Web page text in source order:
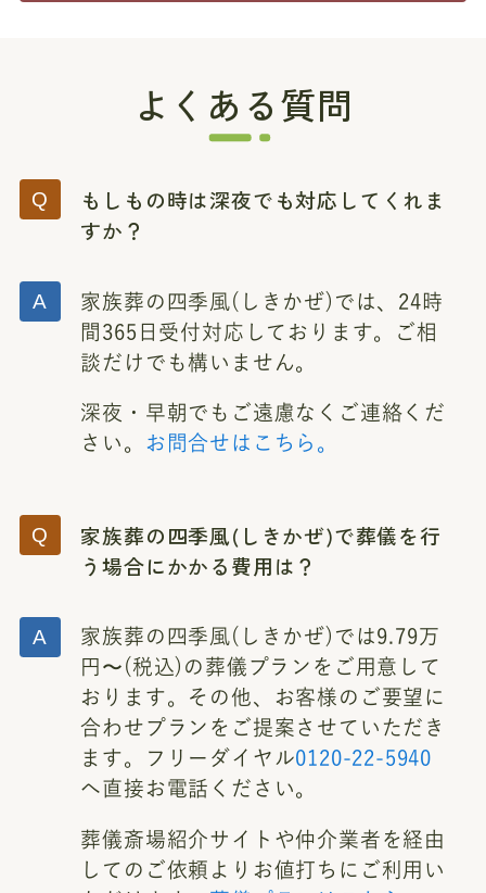
よくある質問
もしもの時は深夜でも対応してくれま
すか？
家族葬の四季風(しきかぜ)では、24時
間365日受付対応しております。ご相
談だけでも構いません。
深夜・早朝でもご遠慮なくご連絡くだ
さい。 お問合せはこちら。
家族葬の四季風(しきかぜ)で葬儀を行
う場合にかかる費用は？
家族葬の四季風(しきかぜ)では9.79万
円〜(税込)の葬儀プランをご用意して
おります。その他、お客様のご要望に
合わせプランをご提案させていただき
ます。フリーダイヤル0120-22-5940
へ直接お電話ください。
葬儀斎場紹介サイトや仲介業者を経由
してのご依頼よりお値打ちにご利用い